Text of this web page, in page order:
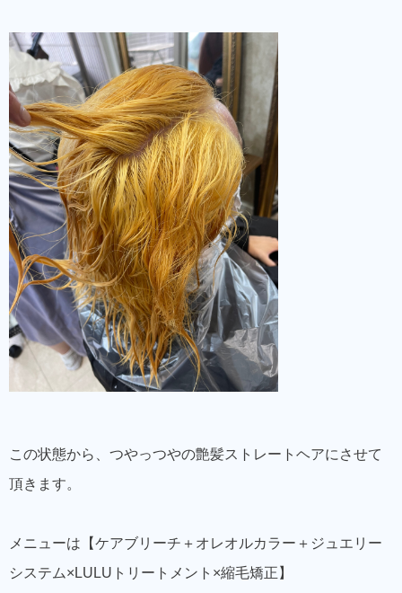
この状態から、つやっつやの艶髪ストレートヘアにさせて
頂きます。
メニューは【ケアブリーチ＋オレオルカラー＋ジュエリー
システム×LULUトリートメント×縮毛矯正】